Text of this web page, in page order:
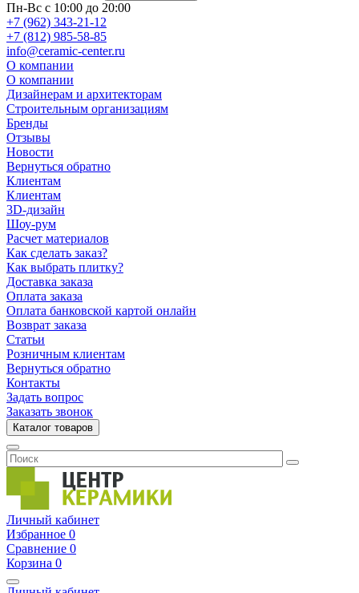
Пн-Вс с 10:00 до 20:00
+7 (962) 343-21-12
+7 (812) 985-58-85
info@ceramic-center.ru
О компании
О компании
Дизайнерам и архитекторам
Строительным организациям
Бренды
Отзывы
Новости
Вернуться обратно
Клиентам
Клиентам
3D-дизайн
Шоу-рум
Расчет материалов
Как сделать заказ?
Как выбрать плитку?
Доставка заказа
Оплата заказа
Оплата банковской картой онлайн
Возврат заказа
Статьи
Розничным клиентам
Вернуться обратно
Контакты
Задать вопрос
Заказать звонок
Каталог товаров
Личный кабинет
Избранное 0
Сравнение 0
Корзина 0